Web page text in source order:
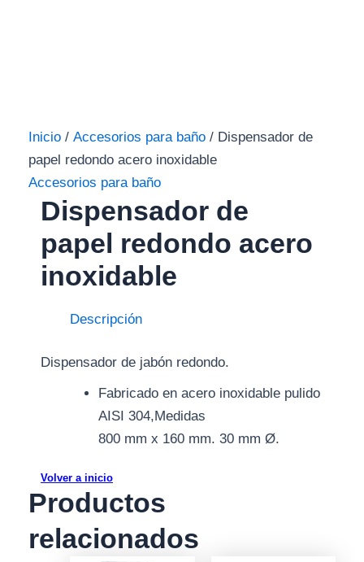
Inicio / Accesorios para baño / Dispensador de
papel redondo acero inoxidable
Accesorios para baño
Dispensador de
papel redondo acero
inoxidable
Descripción
Dispensador de jabón redondo.
Fabricado en acero inoxidable pulido
AISI 304,Medidas
800 mm x 160 mm. 30 mm Ø.
Volver a inicio
Productos
relacionados